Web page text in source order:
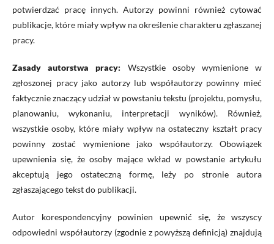
potwierdzać pracę innych. Autorzy powinni również cytować
publikacje, które miały wpływ na określenie charakteru zgłaszanej
pracy.
Zasady autorstwa pracy: Wszystkie osoby wymienione w
zgłoszonej pracy jako autorzy lub współautorzy powinny mieć
faktycznie znaczący udział w powstaniu tekstu (projektu, pomysłu,
planowaniu, wykonaniu, interpretacji wyników). Również,
wszystkie osoby, które miały wpływ na ostateczny kształt pracy
powinny zostać wymienione jako współautorzy. Obowiązek
upewnienia się, że osoby mające wkład w powstanie artykułu
akceptują jego ostateczną formę, leży po stronie autora
zgłaszającego tekst do publikacji.
Autor korespondencyjny powinien upewnić się, że wszyscy
odpowiedni współautorzy (zgodnie z powyższą definicją) znajdują